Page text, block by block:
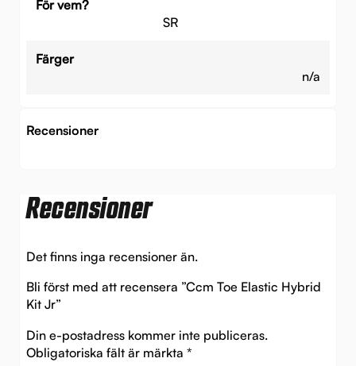
För vem?
SR
Färger
n/a
Recensioner
Recensioner
Det finns inga recensioner än.
Bli först med att recensera ”Ccm Toe Elastic Hybrid
Kit Jr”
Din e-postadress kommer inte publiceras.
Obligatoriska fält är märkta *